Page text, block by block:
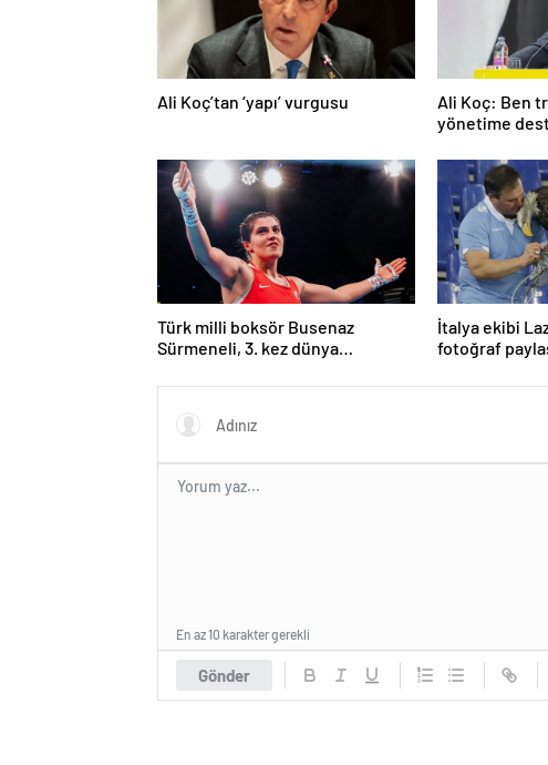
Ali Koç’tan ‘yapı’ vurgusu
Ali Koç: Ben
yönetime
Türk milli boksör Busenaz
Sürmeneli, 3. kez dünya
İtalya ekibi
fotoğraf
Gönder
En az 10 karakter gerekli